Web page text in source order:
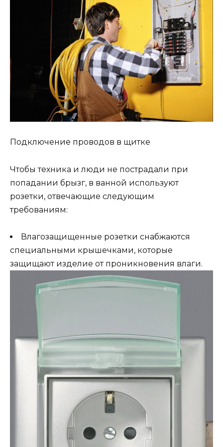
Подключение проводов в щитке
Чтобы техника и люди не пострадали при
попадании брызг, в ванной используют
розетки, отвечающие следующим
требованиям:
Влагозащищенные розетки снабжаются
специальными крышечками, которые
защищают изделие от проникновения влаги.